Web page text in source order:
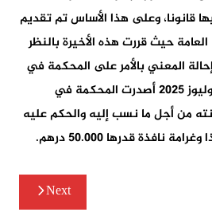
قانونا، وعلى هذا الأساس تم تقديم
العامة حيث قررت هذه الأخيرة بالنظر
المعني بالأمر على المحكمة في
حالة اعتقال. وبتاريخ 14 يوليوز 2025 أصدرت المحكمة في
من أجل ما نسب إليه والحكم عليه
قدرها 50.000 درهم.
Next